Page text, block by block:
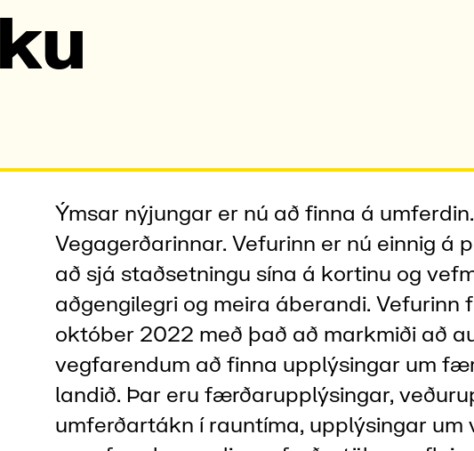
Ýmsar nýjungar er nú að finna á
Vegagerðarinnar. Vefurinn er nú einnig á
að sjá staðsetningu sína á kortinu og
aðgengilegri og meira áberandi. Vefurinn
október 2022 með það að markmiði að
vegfarendum að finna upplýsingar um
landið. Þar eru færðarupplýsingar,
umferðartákn í rauntíma, upplýsingar um